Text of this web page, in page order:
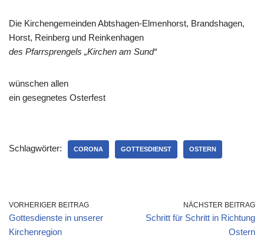
Die Kirchengemeinden Abtshagen-Elmenhorst, Brandshagen,
Horst, Reinberg und Reinkenhagen
des Pfarrsprengels „Kirchen am Sund“
wünschen allen
ein gesegnetes Osterfest
Schlagwörter: CORONA GOTTESDIENST OSTERN
VORHERIGER BEITRAG
Gottesdienste in unserer
Kirchenregion
NÄCHSTER BEITRAG
Schritt für Schritt in Richtung
Ostern